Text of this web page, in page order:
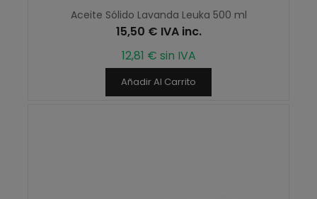
Aceite Sólido Lavanda Leuka 500 ml
15,50 € IVA inc.
12,81 € sin IVA
Añadir Al Carrito